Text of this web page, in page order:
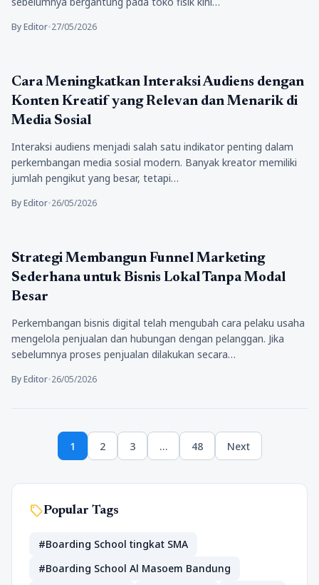
By Editor•27/05/2026
Bisnis
Cara Meningkatkan Interaksi Audiens dengan
Konten Kreatif yang Relevan dan Menarik di
Media Sosial
Interaksi audiens menjadi salah satu indikator penting dalam
perkembangan media sosial modern. Banyak kreator memiliki
jumlah pengikut yang besar, tetapi…
By Editor•26/05/2026
Bisnis
Strategi Membangun Funnel Marketing
Sederhana untuk Bisnis Lokal Tanpa Modal
Besar
Perkembangan bisnis digital telah mengubah cara pelaku usaha
mengelola penjualan dan hubungan dengan pelanggan. Jika
sebelumnya proses penjualan dilakukan secara…
By Editor•26/05/2026
Page
1 Page
2 Page
3 … Page
48 Next
sellPopular Tags
#Boarding School tingkat SMA
#Boarding School Al Masoem Bandung